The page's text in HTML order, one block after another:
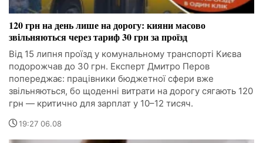
120 грн на день лише на дорогу: кияни масово
звільняються через тариф 30 грн за проїзд
Від 15 липня проїзд у комунальному транспорті Києва
подорожчав до 30 грн. Експерт Дмитро Перов
попереджає: працівники бюджетної сфери вже
звільняються, бо щоденні витрати на дорогу сягають 120
грн — критично для зарплат у 10–12 тисяч.
19:27 06.08